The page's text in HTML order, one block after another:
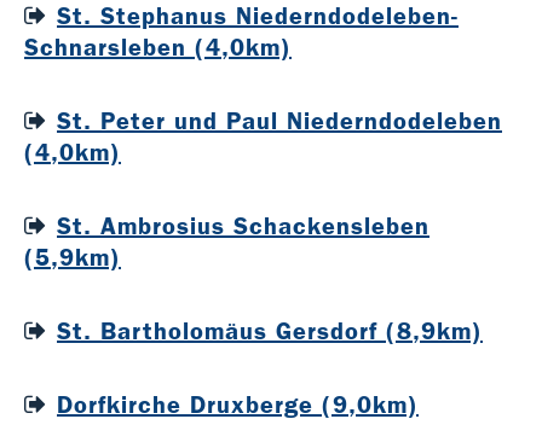
St. Stephanus Niederndodeleben-
Schnarsleben (4,0km)
St. Peter und Paul Niederndodeleben
(4,0km)
St. Ambrosius Schackensleben
(5,9km)
St. Bartholomäus Gersdorf (8,9km)
Dorfkirche Druxberge (9,0km)